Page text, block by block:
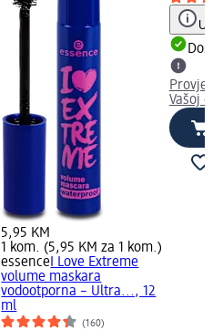
5,95 KM
1 kom. (5,95 KM za 1 kom.)
essenceI Love Extreme
volume maskara
vodootporna – Ultra..., 12
ml
(160)
Vašoj